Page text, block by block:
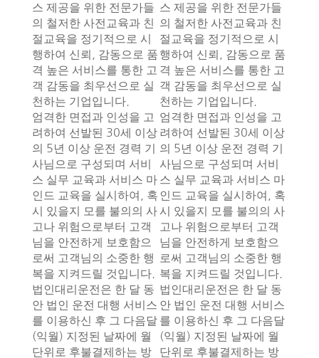
스 제공을 위한 전문가들
의 철저한 사전교육과 친
절교육을 정기적으로 시
행하여 신뢰, 감동으로 품
격 높은 서비스를 통한 고
객 감동을 최우선으로 실
천하는 기업입니다.
엄격한 면접과 인성을 고
려하여 선발된 30세 이상
의 5년 이상 운전 경력 기
사님으로 구성되며 서비
스 실무 교육과 서비스 마
인드 교육을 실시하여, 혹
시 있을지 모를 불의의 사
고나 위험으로부터 고객
님을 안전하게 보호함으
로써 고객님의 소중한 행
복을 지켜드릴 것입니다.
법인대리운전은 한 달 동
안 법인 운전 대행 서비스
를 이용하신 후 그 다음달
(익월) 지정된 날짜에 월
단위로 후불결제하는 방
스 제공을 위한 전문가들
의 철저한 사전교육과 친
절교육을 정기적으로 시
행하여 신뢰, 감동으로 품
격 높은 서비스를 통한 고
객 감동을 최우선으로 실
천하는 기업입니다.
엄격한 면접과 인성을 고
려하여 선발된 30세 이상
의 5년 이상 운전 경력 기
사님으로 구성되며 서비
스 실무 교육과 서비스 마
인드 교육을 실시하여, 혹
시 있을지 모를 불의의 사
고나 위험으로부터 고객
님을 안전하게 보호함으
로써 고객님의 소중한 행
복을 지켜드릴 것입니다.
법인대리운전은 한 달 동
안 법인 운전 대행 서비스
를 이용하신 후 그 다음달
(익월) 지정된 날짜에 월
단위로 후불결제하는 방